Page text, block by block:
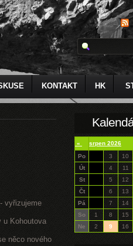
KONTAKT HK
vyřizujeme
u Kohoutova
něco nového
« srpen 2026
Po
3 10
Út
4 11
St
5 12
Čt
6 13
Pá
7 14
So
1 8 15
Ne
2 9 16